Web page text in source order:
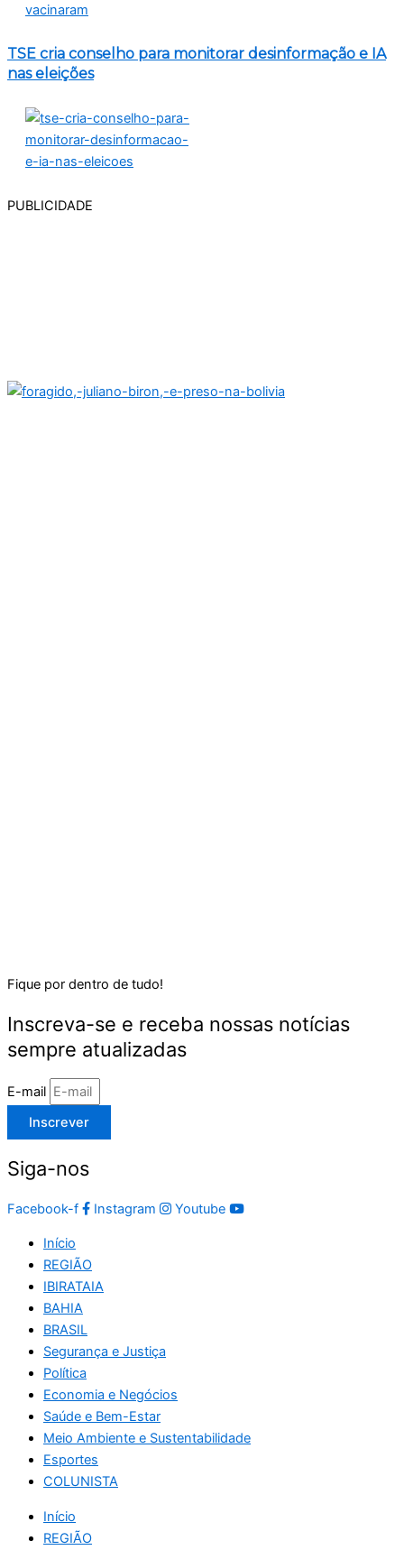
TSE cria conselho para monitorar desinformação e IA
nas eleições
PUBLICIDADE
Fique por dentro de tudo!
Inscreva-se e receba nossas notícias
sempre atualizadas
E-mail
Inscrever
Siga-nos
Facebook-f Instagram Youtube
Início
REGIÃO
IBIRATAIA
BAHIA
BRASIL
Segurança e Justiça
Política
Economia e Negócios
Saúde e Bem-Estar
Meio Ambiente e Sustentabilidade
Esportes
COLUNISTA
Início
REGIÃO